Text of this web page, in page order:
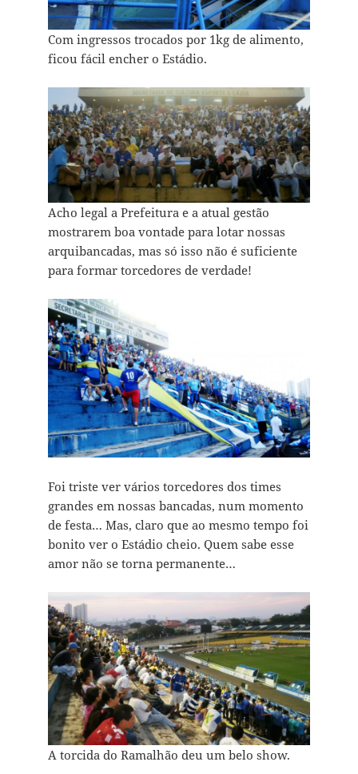
Com ingressos trocados por 1kg de alimento,
ficou fácil encher o Estádio.
Acho legal a Prefeitura e a atual gestão
mostrarem boa vontade para lotar nossas
arquibancadas, mas só isso não é suficiente
para formar torcedores de verdade!
Foi triste ver vários torcedores dos times
grandes em nossas bancadas, num momento
de festa… Mas, claro que ao mesmo tempo foi
bonito ver o Estádio cheio. Quem sabe esse
amor não se torna permanente…
A torcida do Ramalhão deu um belo show.